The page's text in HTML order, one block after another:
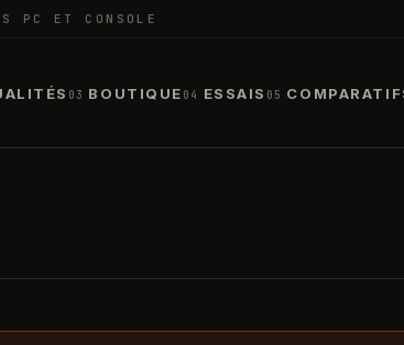
PC ET CONSOLE
03 BOUTIQUE 04 ESSAIS 05